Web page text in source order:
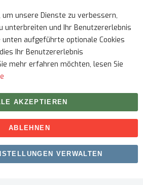
myfitmix. Alle Rechte vorbehalten.
vonSKIY31
um unsere Dienste zu verbessern,
unterbreiten und Ihr Benutzererlebnis
unten aufgeführte optionale Cookies
Ihr Benutzererlebnis
mehr erfahren möchten, lesen Sie
AKZEPTIEREN
ABLEHNEN
VERWALTEN